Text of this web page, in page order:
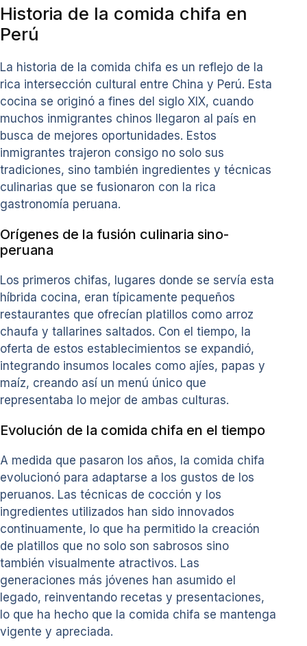
Historia de la comida chifa en
Perú
La historia de la comida chifa es un reflejo de la
rica intersección cultural entre China y Perú. Esta
cocina se originó a fines del siglo XIX, cuando
muchos inmigrantes chinos llegaron al país en
busca de mejores oportunidades. Estos
inmigrantes trajeron consigo no solo sus
tradiciones, sino también ingredientes y técnicas
culinarias que se fusionaron con la rica
gastronomía peruana.
Orígenes de la fusión culinaria sino-
peruana
Los primeros chifas, lugares donde se servía esta
híbrida cocina, eran típicamente pequeños
restaurantes que ofrecían platillos como arroz
chaufa y tallarines saltados. Con el tiempo, la
oferta de estos establecimientos se expandió,
integrando insumos locales como ajíes, papas y
maíz, creando así un menú único que
representaba lo mejor de ambas culturas.
Evolución de la comida chifa en el tiempo
A medida que pasaron los años, la comida chifa
evolucionó para adaptarse a los gustos de los
peruanos. Las técnicas de cocción y los
ingredientes utilizados han sido innovados
continuamente, lo que ha permitido la creación
de platillos que no solo son sabrosos sino
también visualmente atractivos. Las
generaciones más jóvenes han asumido el
legado, reinventando recetas y presentaciones,
lo que ha hecho que la comida chifa se mantenga
vigente y apreciada.